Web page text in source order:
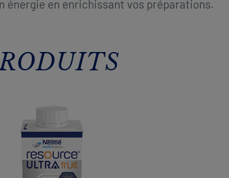
énergie en enrichissant vos préparations.